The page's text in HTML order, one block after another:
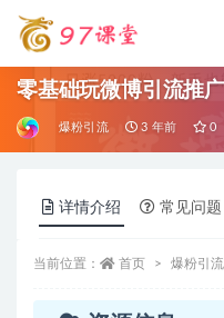
零基础玩微博引流推
爆粉引流 3 年前 0
详情介绍 常见问题
当前位置： 首页 爆粉引流